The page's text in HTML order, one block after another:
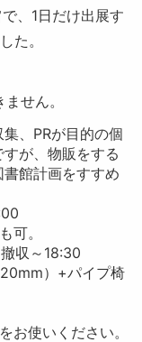
、1日だけ出展す
た。
せん。
、PRが目的の個
が、物販をする
館計画をすすめ
可。
収～18:30
）+パイプ椅
お使いください。